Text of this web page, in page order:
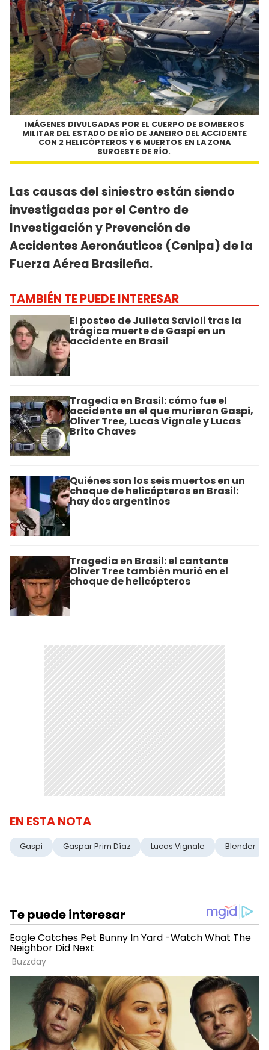
IMÁGENES DIVULGADAS POR EL CUERPO DE BOMBEROS
MILITAR DEL ESTADO DE RÍO DE JANEIRO DEL ACCIDENTE
CON 2 HELICÓPTEROS Y 6 MUERTOS EN LA ZONA
SUROESTE DE RÍO.
Las causas del siniestro están siendo
investigadas por el Centro de
Investigación y Prevención de
Accidentes Aeronáuticos (Cenipa) de la
Fuerza Aérea Brasileña.
TAMBIÉN TE PUEDE INTERESAR
El posteo de Julieta Savioli tras la
trágica muerte de Gaspi en un
accidente en Brasil
Tragedia en Brasil: cómo fue el
accidente en el que murieron Gaspi,
Oliver Tree, Lucas Vignale y Lucas
Brito Chaves
Quiénes son los seis muertos en un
choque de helicópteros en Brasil:
hay dos argentinos
Tragedia en Brasil: el cantante
Oliver Tree también murió en el
choque de helicópteros
EN ESTA NOTA
Gaspi Gaspar Prim Díaz Lucas Vignale Blender